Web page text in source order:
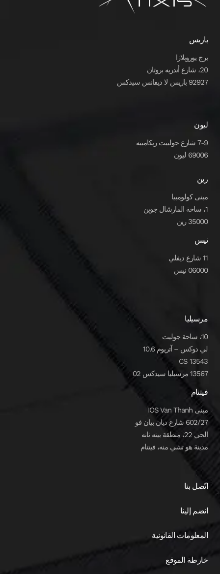
باريس
برج يوروبلازا
20، شارع أندريه بروتان
92927 باريس لا ديفانس سيدكس
ليون
7-9 شارع جولييت ريكامييه
69006 ليون
رين
مبنى كولومبيا
1، ساحة المارشال جوين
35000 رين
نيس
11 شارع ديفلي
06000 نيس
مرسيليا
10، ساحة جوليت
لي دوكس – آتريوم 10.6
CS 13543
13567 مرسيليا سيدكس 02
فيتنام
مبنى IOS Van Thanh
602/27 شارع ديان بيان فو
الحي 22، منطقة بينه ثانه
مدينة هو تشي منه، فيتنام
اتّصل بنا
انضم إلينا
المعلومات القانونية
خارطة الموقع